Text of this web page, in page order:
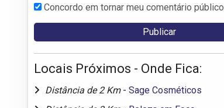
Concordo em tornar meu comentário público
Locais Próximos - Onde Fica:
Distância de 2 Km - Sage Cosméticos